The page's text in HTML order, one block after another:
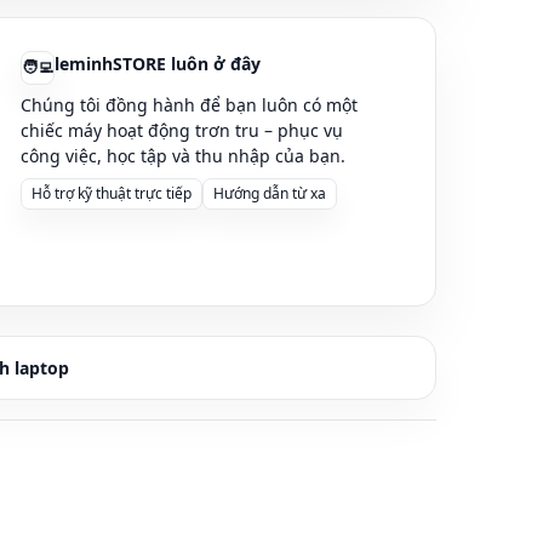
🧑‍💻leminhSTORE luôn ở đây
Chúng tôi đồng hành để bạn luôn có một
chiếc máy hoạt động trơn tru – phục vụ
công việc, học tập và thu nhập của bạn.
Hỗ trợ kỹ thuật trực tiếp Hướng dẫn từ xa
laptop